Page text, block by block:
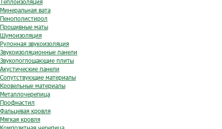
Теплоизоляция
Минеральная вата
Пенополистирол
Прошивные маты
Шумоизоляция
Рулонная звукоизоляция
Звукоизоляционные панели
Звукопоглощающие плиты
Акустические панели
Сопутствующие материалы
Кровельные материалы
Металлочерепица
Профнастил
Фальцевая кровля
Мягкая кровля
Композитная черепица